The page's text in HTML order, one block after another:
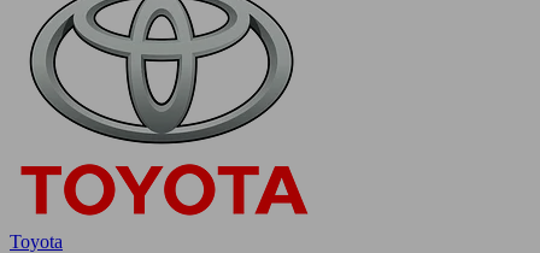
Toyota